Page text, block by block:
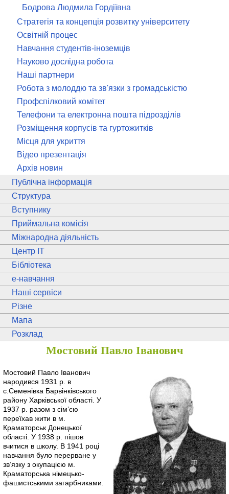
Бодрова Людмила Гордіївна
Стратегія та концепція розвитку університету
Освітній процес
Навчання студентів-іноземців
Науково дослідна робота
Наші партнери
Робота з молоддю та зв'язки з громадськістю
Профспілковий комітет
Телефони та електронна пошта підрозділів
Розміщення корпусів та гуртожитків
Місця для укриття
Відео презентація
Архів новин
Публічна інформація
Структура
Вступнику
Приймальна комісія
Міжнародна діяльність
Центр ІТ
Бібліотека
e-навчання
Наші сервіси
Різне
Мапа
Розклад
Мостовий Павло Іванович
Мостовий Павло Іванович
народився 1931 р. в
с.Семенівка Барвінківського
району Харківської області. У
1937 р. разом з сім’єю
переїхав жити в м.
Краматорськ Донецької
області. У 1938 р. пішов
вчитися в школу. В 1941 році
навчання було перерване у
зв’язку з окупацією м.
Краматорська німецько-
фашистськими загарбниками.